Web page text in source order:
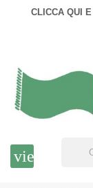
CLICCA QUI